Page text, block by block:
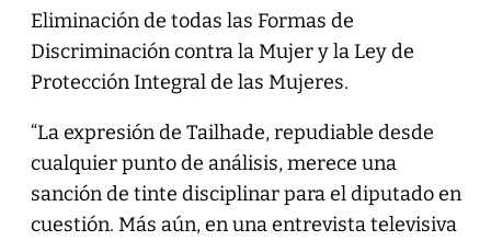
Eliminación de todas las Formas de
Discriminación contra la Mujer y la Ley de
Protección Integral de las Mujeres.
“La expresión de Tailhade, repudiable desde
cualquier punto de análisis, merece una
sanción de tinte disciplinar para el diputado en
cuestión. Más aún, en una entrevista televisiva